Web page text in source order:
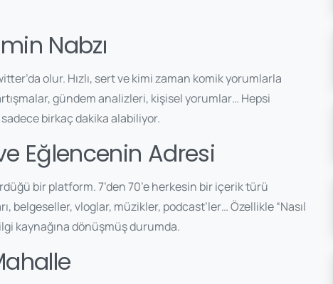
Nabzı
olur. Hızlı, sert ve kimi zaman komik yorumlarla
gündem analizleri, kişisel yorumlar… Hepsi
birkaç dakika alabiliyor.
Eğlencenin Adresi
bir platform. 7’den 70’e herkesin bir içerik türü
belgeseller, vloglar, müzikler, podcast’ler… Özellikle “Nasıl
kaynağına dönüşmüş durumda.